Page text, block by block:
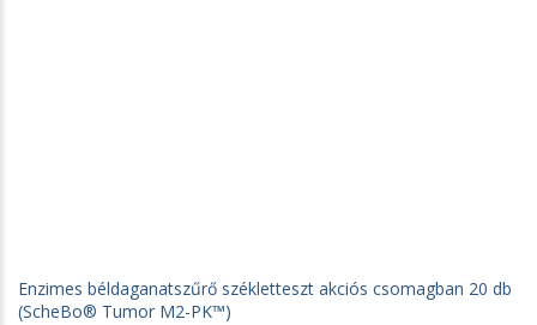
Enzimes béldaganatszűrő székletteszt akciós csomagban 20 db
(ScheBo® Tumor M2-PK™)